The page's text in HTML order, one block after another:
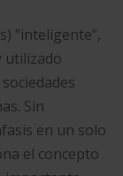
“inteligente”,
utilizado
Sin
en un solo
el concepto